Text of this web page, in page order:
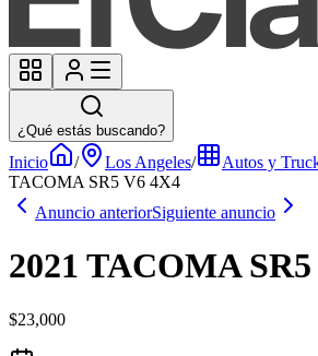
¿Qué estás buscando?
Inicio / Los Angeles/ Autos y
TACOMA SR5 V6 4X4
Anuncio anteriorSiguiente anuncio
2021 TACOMA
$23,000